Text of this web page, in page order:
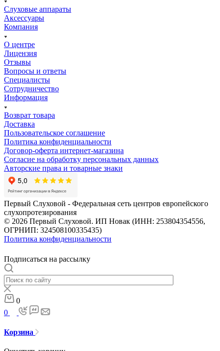
Слуховые аппараты
Аксессуары
Компания
О центре
Лицензия
Отзывы
Вопросы и ответы
Специалисты
Сотрудничество
Информация
Возврат товара
Доставка
Пользовательское соглашение
Политика конфиденциальности
Договор-оферта интернет-магазина
Согласие на обработку персональных данных
Авторские права и товарные знаки
Первый Слуховой - Федеральная сеть центров европейского
слухопротезирования
© 2026 Первый Слуховой. ИП Новак (ИНН: 253804354556,
ОГРНИП: 324508100335435)
Политика конфиденциальности
Подписаться на рассылку
0
0
Корзина